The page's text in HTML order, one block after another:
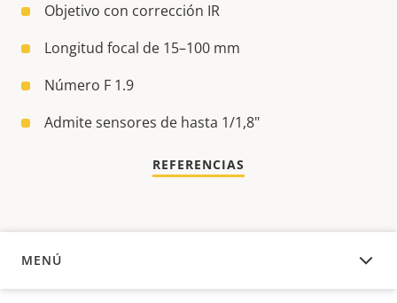
Objetivo con corrección IR
Longitud focal de 15–100 mm
Número F 1.9
Admite sensores de hasta 1/1,8"
REFERENCIAS
MENÚ
DESCRIPCIÓN